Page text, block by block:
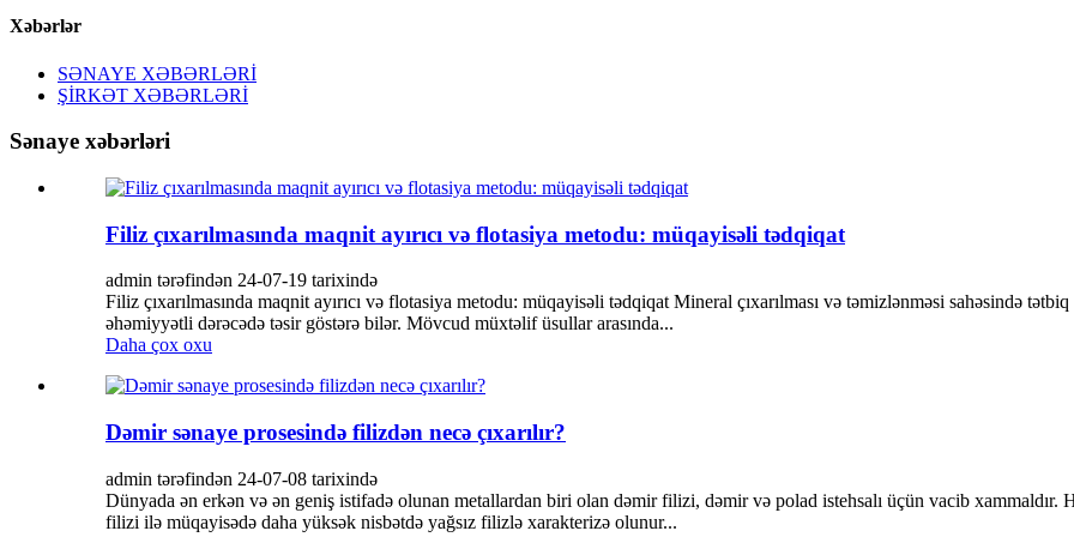
Xəbərlər
SƏNAYE XƏBƏRLƏRİ
ŞİRKƏT XƏBƏRLƏRİ
Sənaye xəbərləri
Filiz çıxarılmasında maqnit ayırıcı və flotasiya metodu: müqayisəli tədqiqat
admin tərəfindən 24-07-19 tarixində
Filiz çıxarılmasında maqnit ayırıcı və flotasiya metodu: müqayisəli tədqiqat Mineral çıxarılması və təmizlənməsi sahəsində
əhəmiyyətli dərəcədə təsir göstərə bilər. Mövcud müxtəlif üsullar arasında...
Daha çox oxu
Dəmir sənaye prosesində filizdən necə çıxarılır?
admin tərəfindən 24-07-08 tarixində
Dünyada ən erkən və ən geniş istifadə olunan metallardan biri olan dəmir filizi, dəmir və polad istehsalı üçün vacib xammaldır.
filizi ilə müqayisədə daha yüksək nisbətdə yağsız filizlə xarakterizə olunur...